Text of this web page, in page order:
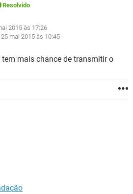
Resolvido
2015 às 17:26
25 mai 2015 às 10:45
mais chance de transmitir o